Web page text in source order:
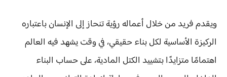
ويقدم فريد من خلال أعماله رؤية تنحاز إلى الإنسان باعتباره
الركيزة الأساسية لكل بناء حقيقي، في وقت يشهد فيه العالم
اهتمامًا متزايدًا بتشييد الكتل المادية، على حساب البناء